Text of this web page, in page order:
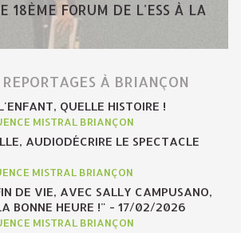
18ÈME FORUM DE L'ESS À LA
À BRIANÇON
QUELLE HISTOIRE !
MISTRAL BRIANÇON
AUDIODÉCRIRE LE SPECTACLE
MISTRAL BRIANÇON
DE VIE, AVEC SALLY CAMPUSANO,
BONNE HEURE !" - 17/02/2026
MISTRAL BRIANÇON